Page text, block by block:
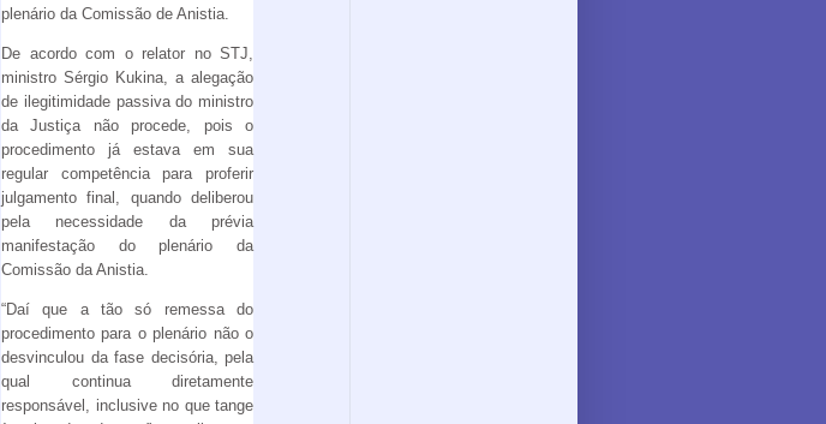
plenário da Comissão de Anistia.
De acordo com o relator no STJ,
ministro Sérgio Kukina, a alegação
de ilegitimidade passiva do ministro
da Justiça não procede, pois o
procedimento já estava em sua
regular competência para proferir
julgamento final, quando deliberou
pela necessidade da prévia
manifestação do plenário da
Comissão da Anistia.
“Daí que a tão só remessa do
procedimento para o plenário não o
desvinculou da fase decisória, pela
qual continua diretamente
responsável, inclusive no que tange